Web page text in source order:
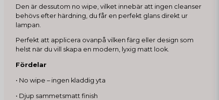
Den är dessutom no wipe, vilket innebär att ingen cleanser
behövs efter härdning, du får en perfekt glans direkt ur
lampan.
Perfekt att applicera ovanpå vilken färg eller design som
helst när du vill skapa en modern, lyxig matt look.
Fördelar
• No wipe – ingen kladdig yta
• Djup sammetsmatt finish